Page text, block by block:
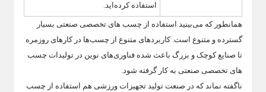
استفاده کرده‌اید.
همانطور که می‌بینید استفاده از چسب های تخصصی صنعتی بسیار
گسترده و متنوع است. کاربردهای متنوع از چسب‌ها در کارهای روزمره
تا صنایع کوچک و بزرگ باعث شده فناوری‌های نوین در تولیدات چسب
های تخصصی صنعتی به کار گرفته شود.
ناگفته نماند که در صنعت تولید تجهیزات ورزشی هم استفاده از چسب